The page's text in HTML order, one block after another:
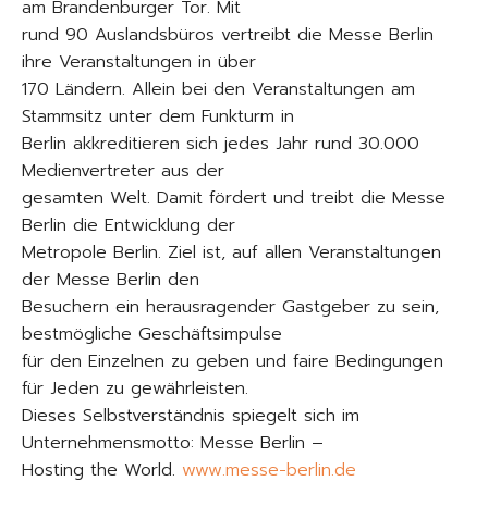
am Brandenburger Tor. Mit
rund 90 Auslandsbüros vertreibt die Messe Berlin
ihre Veranstaltungen in über
170 Ländern. Allein bei den Veranstaltungen am
Stammsitz unter dem Funkturm in
Berlin akkreditieren sich jedes Jahr rund 30.000
Medienvertreter aus der
gesamten Welt. Damit fördert und treibt die Messe
Berlin die Entwicklung der
Metropole Berlin. Ziel ist, auf allen Veranstaltungen
der Messe Berlin den
Besuchern ein herausragender Gastgeber zu sein,
bestmögliche Geschäftsimpulse
für den Einzelnen zu geben und faire Bedingungen
für Jeden zu gewährleisten.
Dieses Selbstverständnis spiegelt sich im
Unternehmensmotto: Messe Berlin –
Hosting the World. www.messe-berlin.de